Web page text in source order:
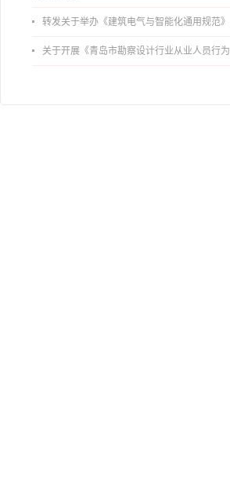
转发关于举办《建筑电气与智能化通用规范》 GB55024-2022公益宣贯的通知
关于开展《青岛市勘察设计行业从业人员行为导则》、《青岛市住宅工程设计审查品质提升指引（2026版）》宣贯活动的通知